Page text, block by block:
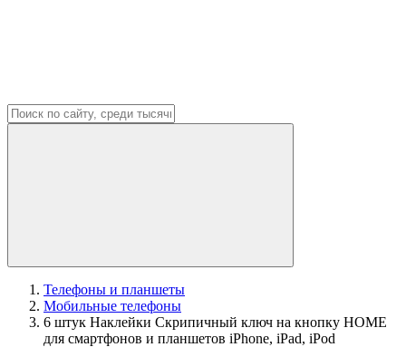
Телефоны и планшеты
Мобильные телефоны
6 штук Наклейки Скрипичный ключ на кнопку HOME
для смартфонов и планшетов iPhone, iPad, iPod